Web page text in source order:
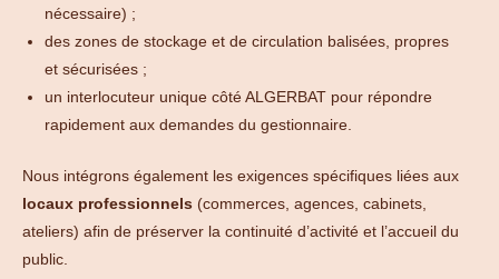
nécessaire) ;
des zones de stockage et de circulation balisées, propres
et sécurisées ;
un interlocuteur unique côté ALGERBAT pour répondre
rapidement aux demandes du gestionnaire.
Nous intégrons également les exigences spécifiques liées aux
locaux professionnels (commerces, agences, cabinets,
ateliers) afin de préserver la continuité d’activité et l’accueil du
public.